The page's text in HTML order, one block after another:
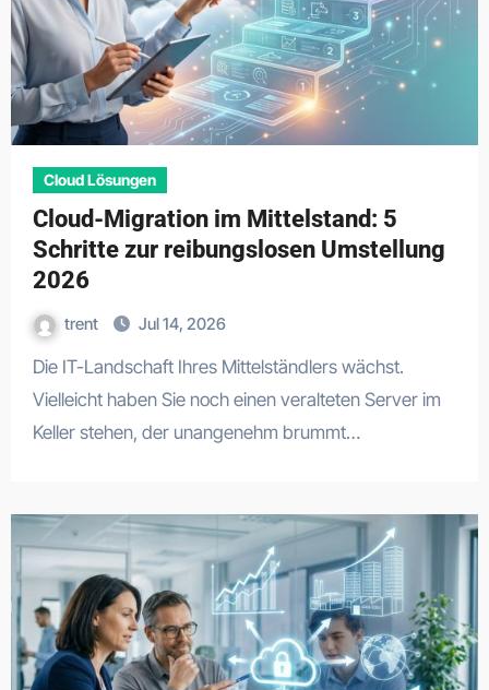
Cloud Lösungen
Cloud-Migration im Mittelstand: 5
Schritte zur reibungslosen Umstellung
2026
trent Jul 14, 2026
Die IT-Landschaft Ihres Mittelständlers wächst.
Vielleicht haben Sie noch einen veralteten Server im
Keller stehen, der unangenehm brummt…